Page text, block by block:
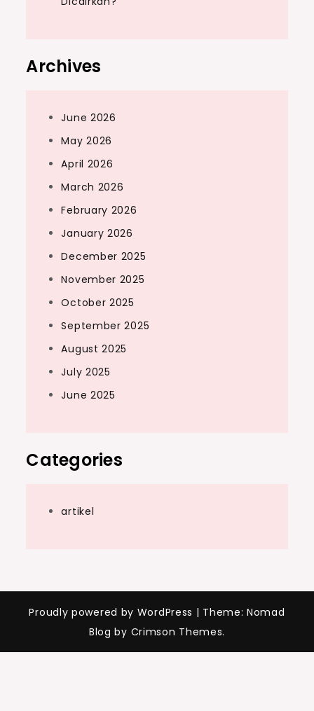
Archives
June 2026
May 2026
April 2026
March 2026
February 2026
January 2026
December 2025
November 2025
October 2025
September 2025
August 2025
July 2025
June 2025
Categories
artikel
Proudly powered by WordPress | Theme: Nomad
Blog by Crimson Themes.